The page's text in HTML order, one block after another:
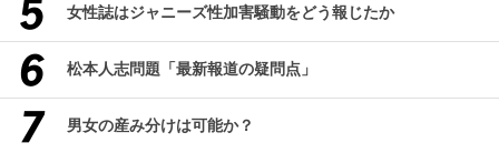
女性誌はジャニーズ性加害騒動をどう報じたか
松本人志問題「最新報道の疑問点」
男女の産み分けは可能か？